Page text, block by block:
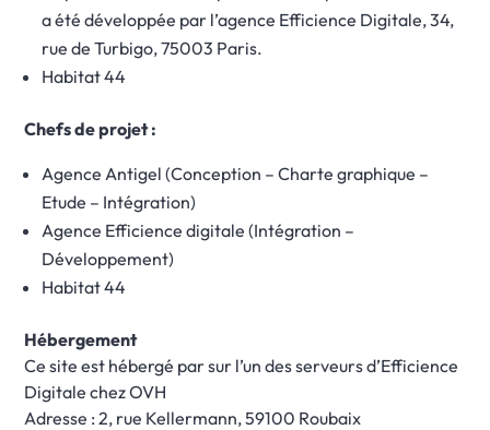
a été développée par l’agence Efficience Digitale, 34,
rue de Turbigo, 75003 Paris.
Habitat 44
Chefs de projet :
Agence Antigel (Conception – Charte graphique –
Etude – Intégration)
Agence Efficience digitale (Intégration –
Développement)
Habitat 44
Hébergement
Ce site est hébergé par sur l’un des serveurs d’Efficience
Digitale chez OVH
Adresse : 2, rue Kellermann, 59100 Roubaix